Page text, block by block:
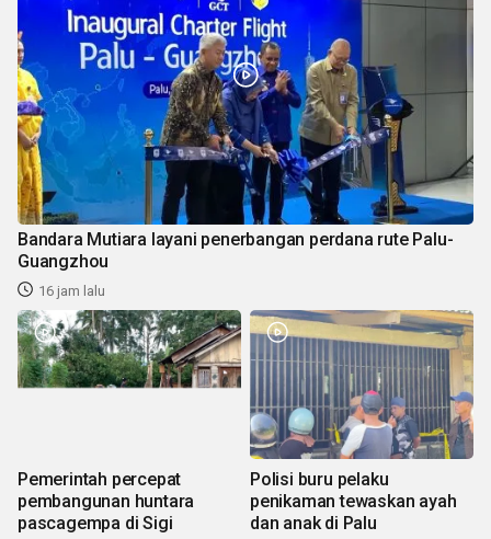
Bandara Mutiara layani penerbangan perdana rute Palu-
Guangzhou
16 jam lalu
Pemerintah percepat
pembangunan huntara
pascagempa di Sigi
Polisi buru pelaku
penikaman tewaskan ayah
dan anak di Palu